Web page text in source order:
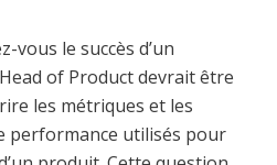
vous le succès d’un
of Product devrait être
les métriques et les
performance utilisés pour